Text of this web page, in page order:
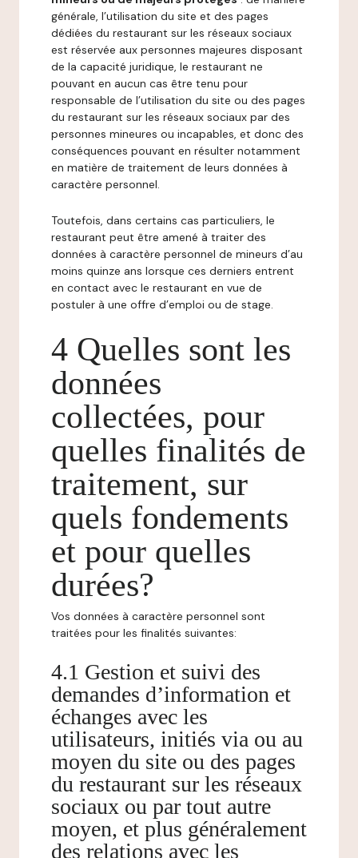
générale, l’utilisation du site et des pages
dédiées du restaurant sur les réseaux sociaux
est réservée aux personnes majeures disposant
de la capacité juridique, le restaurant ne
pouvant en aucun cas être tenu pour
responsable de l’utilisation du site ou des pages
du restaurant sur les réseaux sociaux par des
personnes mineures ou incapables, et donc des
conséquences pouvant en résulter notamment
en matière de traitement de leurs données à
caractère personnel.
Toutefois, dans certains cas particuliers, le
restaurant peut être amené à traiter des
données à caractère personnel de mineurs d’au
moins quinze ans lorsque ces derniers entrent
en contact avec le restaurant en vue de
postuler à une offre d’emploi ou de stage.
4 Quelles sont les
données
collectées, pour
quelles finalités de
traitement, sur
quels fondements
et pour quelles
durées?
Vos données à caractère personnel sont
traitées pour les finalités suivantes:
4.1 Gestion et suivi des
demandes d’information et
échanges avec les
utilisateurs, initiés via ou au
moyen du site ou des pages
du restaurant sur les réseaux
sociaux ou par tout autre
moyen, et plus généralement
des relations avec les